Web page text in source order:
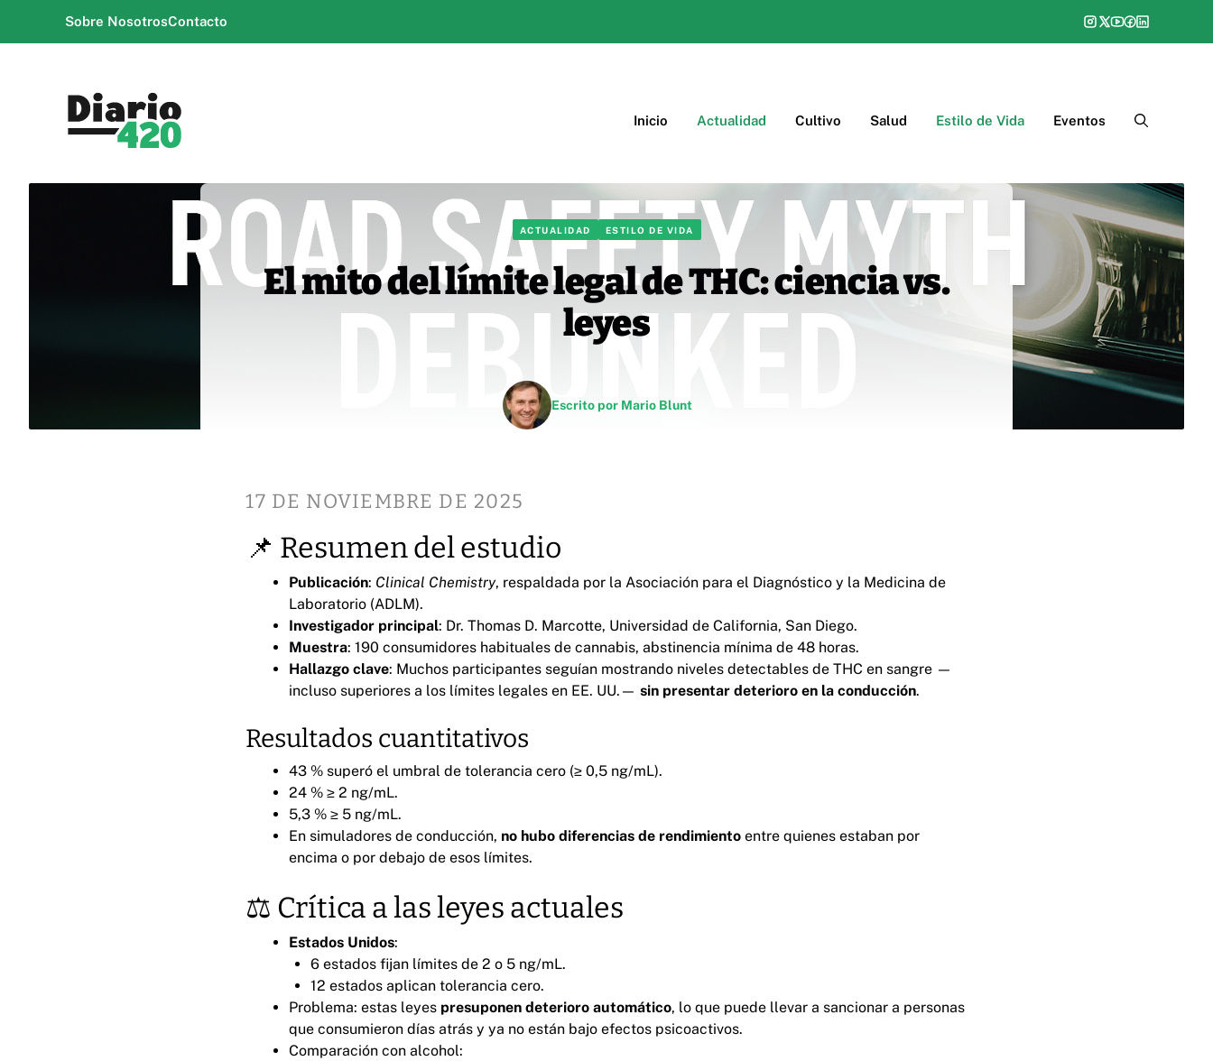
Sobre NosotrosContacto
Inicio Actualidad Cultivo Salud Estilo de Vida Eventos
ACTUALIDAD ESTILO DE VIDA
El mito del límite legal de THC: ciencia vs.
leyes
Escrito por Mario Blunt
17 DE NOVIEMBRE DE 2025
📌 Resumen del estudio
Publicación: Clinical Chemistry, respaldada por la Asociación para el Diagnóstico y la Medicina de
Laboratorio (ADLM).
Investigador principal: Dr. Thomas D. Marcotte, Universidad de California, San Diego.
Muestra: 190 consumidores habituales de cannabis, abstinencia mínima de 48 horas.
Hallazgo clave: Muchos participantes seguían mostrando niveles detectables de THC en sangre —
incluso superiores a los límites legales en EE. UU.— sin presentar deterioro en la conducción.
Resultados cuantitativos
43 % superó el umbral de tolerancia cero (≥ 0,5 ng/mL).
24 % ≥ 2 ng/mL.
5,3 % ≥ 5 ng/mL.
En simuladores de conducción, no hubo diferencias de rendimiento entre quienes estaban por
encima o por debajo de esos límites.
⚖️ Crítica a las leyes actuales
Estados Unidos:
6 estados fijan límites de 2 o 5 ng/mL.
12 estados aplican tolerancia cero.
Problema: estas leyes presuponen deterioro automático, lo que puede llevar a sancionar a personas
que consumieron días atrás y ya no están bajo efectos psicoactivos.
Comparación con alcohol: